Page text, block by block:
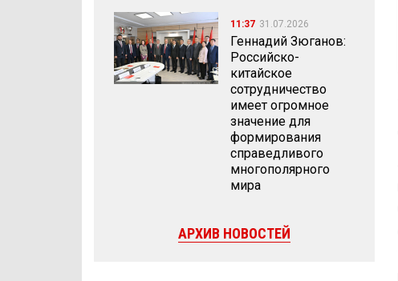
11:37 31.07.2026
Геннадий Зюганов:
Российско-
китайское
сотрудничество
имеет огромное
значение для
формирования
справедливого
многополярного
мира
АРХИВ НОВОСТЕЙ